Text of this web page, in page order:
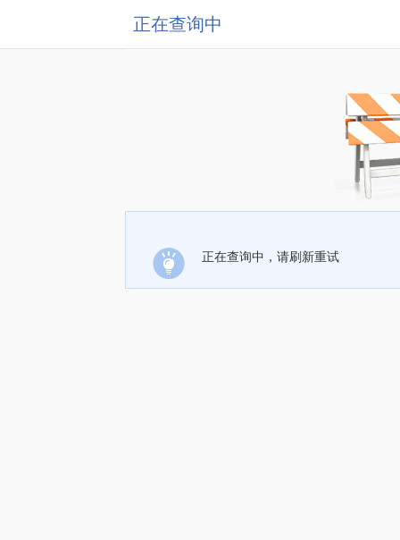
正在查询中
正在查询中，请刷新重试